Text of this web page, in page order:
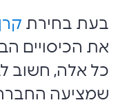
בעת בחירת
את הכיסויים
כל אלה, חשוב
שמציעה